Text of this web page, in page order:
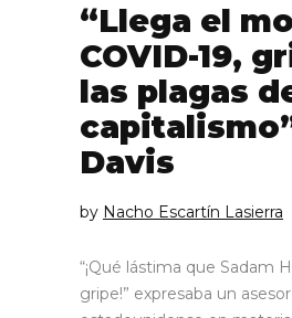
“Llega el
COVID-19,
las plagas
Davis
by Nacho Escartín Lasierra
“¡Qué lástima que Sadam
gripe!” expresaba un